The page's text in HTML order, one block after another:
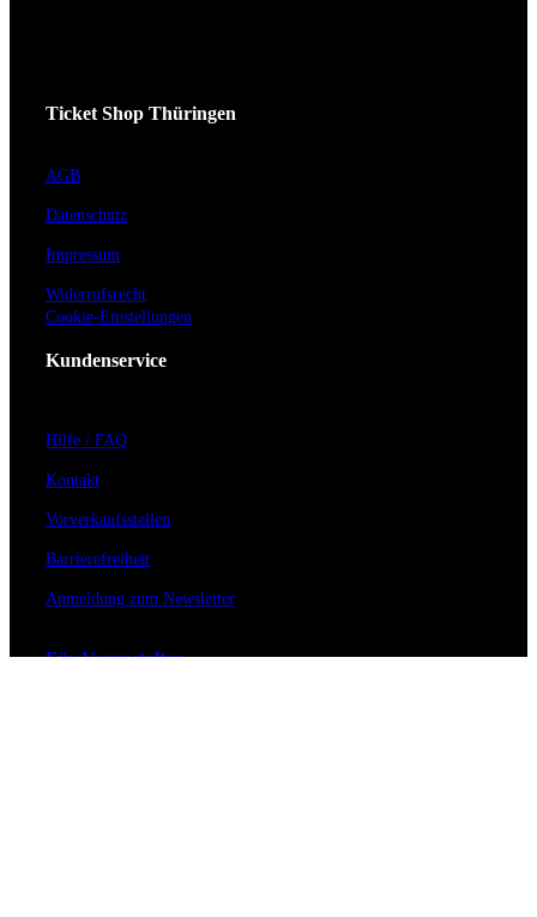
Ticket Shop Thüringen
AGB
Datenschutz
Impressum
Widerrufsrecht
Cookie-Einstellungen
Kundenservice
Hilfe / FAQ
Kontakt
Vorverkaufsstellen
Barrierefreiheit
Anmeldung zum Newsletter
Für Veranstalter